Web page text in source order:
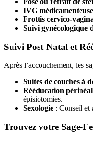
Pose ou retrait de
IVG médicamenteuse
Frottis cervico-
Suivi gynécologique
Suivi Post-Natal et
Après l’accouchement, les
Suites de couches à
Rééducation
épisiotomies.
Sexologie : Conseil et
Trouvez votre Sage-